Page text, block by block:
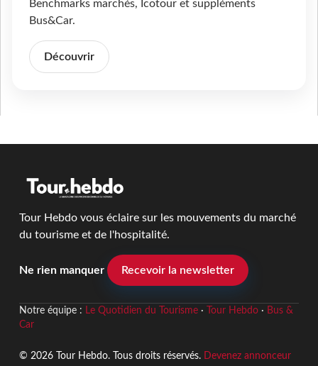
Benchmarks marchés, Icotour et suppléments
Bus&Car.
Découvrir
Tour Hebdo vous éclaire sur les mouvements du marché
du tourisme et de l'hospitalité.
Ne rien manquer Recevoir la newsletter
Notre équipe : Le Quotidien du Tourisme· Tour Hebdo· Bus &
Car
© 2026 Tour Hebdo. Tous droits réservés. Devenez annonceur